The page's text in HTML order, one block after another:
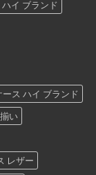
イ ブランド
ース ハイ ブランド
い
レザー